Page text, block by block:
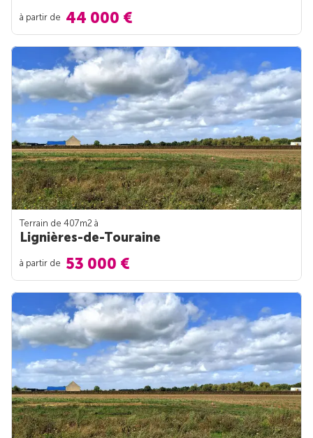
à partir de 44 000 €
Terrain de 407m2 à
Lignières-de-Touraine
à partir de 53 000 €